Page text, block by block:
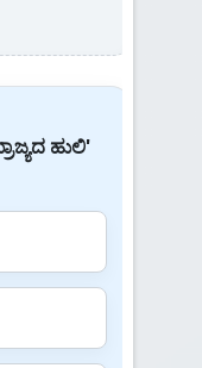
ಹುಲಿ'